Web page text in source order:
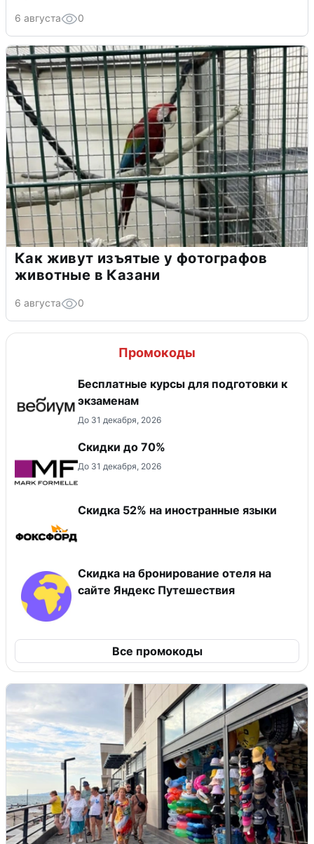
6 августа 0
Как живут изъятые у фотографов
животные в Казани
6 августа 0
Промокоды
Бесплатные курсы для подготовки к
экзаменам
До 31 декабря, 2026
Скидки до 70%
До 31 декабря, 2026
Скидка 52% на иностранные языки
Скидка на бронирование отеля на
сайте Яндекс Путешествия
Все промокоды